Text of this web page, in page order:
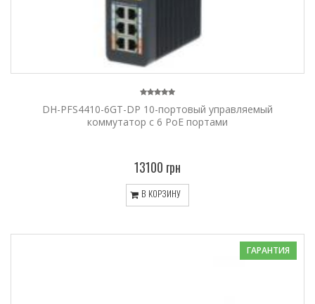
DH-PFS4410-6GT-DP 10-портовый управляемый
коммутатор с 6 РоЕ портами
13100 грн
В КОРЗИНУ
ГАРАНТИЯ